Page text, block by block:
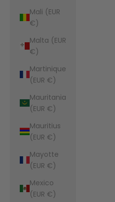
Mali (EUR
€)
Malta (EUR
€)
Martinique
(EUR €)
Mauritania
(EUR €)
Mauritius
(EUR €)
Mayotte
(EUR €)
Mexico
(EUR €)